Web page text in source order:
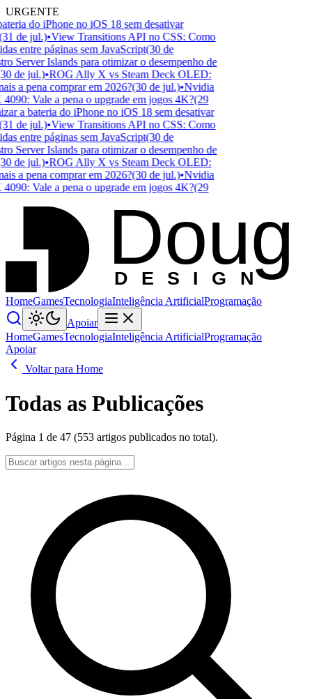
URGENTE
do iPhone no iOS 18 sem desativar
de jul.)•View Transitions API no CSS: Como
entre páginas sem JavaScript(30 de
Server Islands para otimizar o desempenho de
de jul.)•ROG Ally X vs Steam Deck OLED:
a pena comprar em 2026?(30 de jul.)•Nvidia
Vale a pena o upgrade em jogos 4K?(29
a bateria do iPhone no iOS 18 sem desativar
de jul.)•View Transitions API no CSS: Como
entre páginas sem JavaScript(30 de
Server Islands para otimizar o desempenho de
de jul.)•ROG Ally X vs Steam Deck OLED:
a pena comprar em 2026?(30 de jul.)•Nvidia
Vale a pena o upgrade em jogos 4K?(29
D ESIGN
Doug
HomeGamesTecnologiaInteligência ArtificialProgramação
Apoiar
HomeGamesTecnologiaInteligência ArtificialProgramação
Apoiar
Voltar para Home
Todas as Publicações
Página 1 de 47 (553 artigos publicados no total).